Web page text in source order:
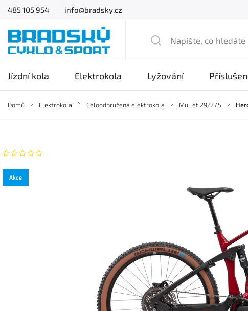
485 105 954 info@bradsky.cz
Jízdní kola Elektrokola Lyžování
Domů / Elektrokola / Celoodpružená elektrokola / Mullet 29/27,5 /
Akce